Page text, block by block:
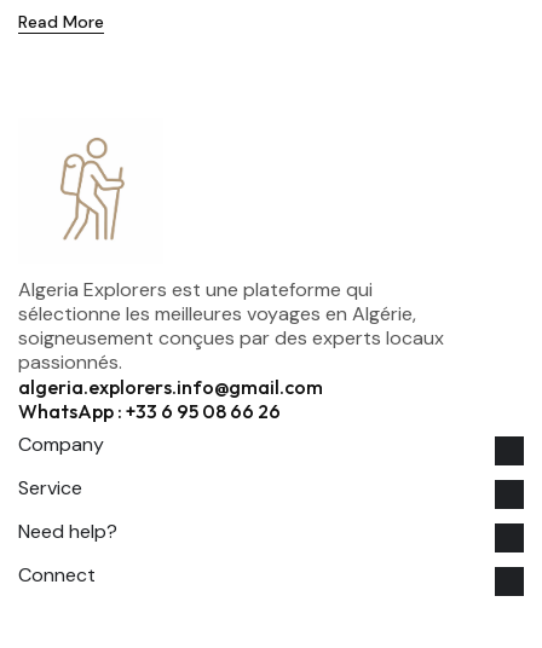
Read More
Algeria Explorers est une plateforme qui
sélectionne les meilleures voyages en Algérie,
soigneusement conçues par des experts locaux
passionnés.
algeria.explorers.info@gmail.com
WhatsApp : +33 6 95 08 66 26
Company
Service
Need help?
Connect